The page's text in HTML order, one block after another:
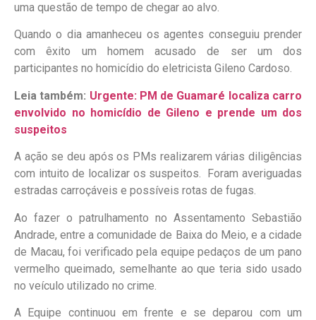
uma questão de tempo de chegar ao alvo.
Quando o dia amanheceu os agentes conseguiu prender
com êxito um homem acusado de ser um dos
participantes no homicídio do eletricista Gileno Cardoso.
Leia também: Urgente: PM de Guamaré localiza carro
envolvido no homicídio de Gileno e prende um dos
suspeitos
A ação se deu após os PMs realizarem várias diligências
com intuito de localizar os suspeitos. Foram averiguadas
estradas carroçáveis e possíveis rotas de fugas.
Ao fazer o patrulhamento no Assentamento Sebastião
Andrade, entre a comunidade de Baixa do Meio, e a cidade
de Macau, foi verificado pela equipe pedaços de um pano
vermelho queimado, semelhante ao que teria sido usado
no veículo utilizado no crime.
A Equipe continuou em frente e se deparou com um